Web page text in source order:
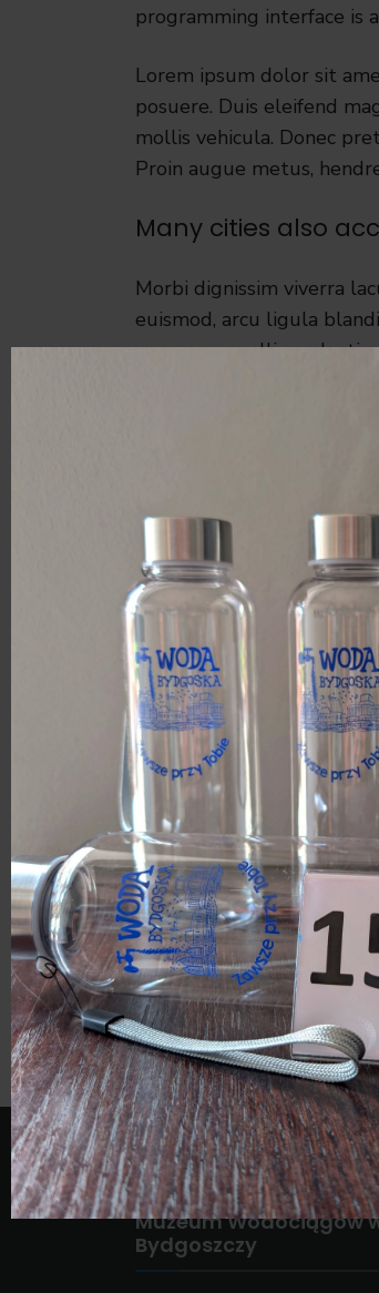
programming interface is
Lorem ipsum dolor sit
posuere. Duis eleifend
mollis vehicula. Donec
Proin augue metus,
Many cities also
Morbi dignissim viverra
euismod, arcu ligula
eu eros convallis
Muzeum Wodociągów
Bydgoszczy